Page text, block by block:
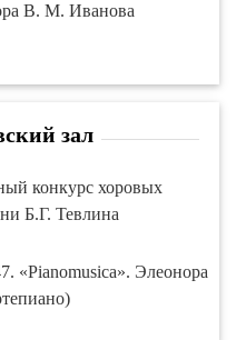
В. М. Иванова
зал
конкурс хоровых
Б.Г. Тевлина
«Pianomusica». Элеонора